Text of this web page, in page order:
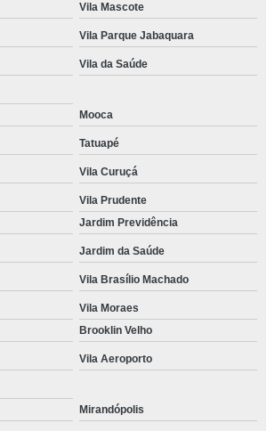
Vila Mascote
Vila Parque Jabaquara
Vila da Saúde
Mooca
Tatuapé
Vila Curuçá
Vila Prudente
Jardim Previdência
Jardim da Saúde
Vila Brasílio Machado
Vila Moraes
Brooklin Velho
Vila Aeroporto
Mirandópolis